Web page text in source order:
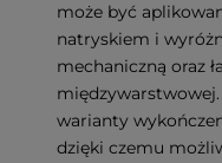
może być
natryskiem i
mechaniczną oraz
warianty
dzięki czemu